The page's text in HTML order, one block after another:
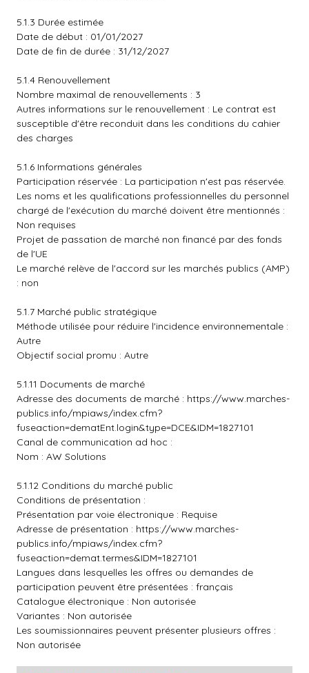
5.1.3 Durée estimée
Date de début : 01/01/2027
Date de fin de durée : 31/12/2027
5.1.4 Renouvellement
Nombre maximal de renouvellements : 3
Autres informations sur le renouvellement : Le contrat est
susceptible d'être reconduit dans les conditions du cahier
des charges
5.1.6 Informations générales
Participation réservée : La participation n'est pas réservée.
Les noms et les qualifications professionnelles du personnel
chargé de l'exécution du marché doivent être mentionnés :
Non requises
Projet de passation de marché non financé par des fonds
de l'UE
Le marché relève de l'accord sur les marchés publics (AMP)
: non
5.1.7 Marché public stratégique
Méthode utilisée pour réduire l'incidence environnementale :
Autre
Objectif social promu : Autre
5.1.11 Documents de marché
Adresse des documents de marché : https://www.marches-
publics.info/mpiaws/index.cfm?
fuseaction=dematEnt.login&type=DCE&IDM=1827101
Canal de communication ad hoc :
Nom : AW Solutions
5.1.12 Conditions du marché public
Conditions de présentation :
Présentation par voie électronique : Requise
Adresse de présentation : https://www.marches-
publics.info/mpiaws/index.cfm?
fuseaction=demat.termes&IDM=1827101
Langues dans lesquelles les offres ou demandes de
participation peuvent être présentées : français
Catalogue électronique : Non autorisée
Variantes : Non autorisée
Les soumissionnaires peuvent présenter plusieurs offres :
Non autorisée